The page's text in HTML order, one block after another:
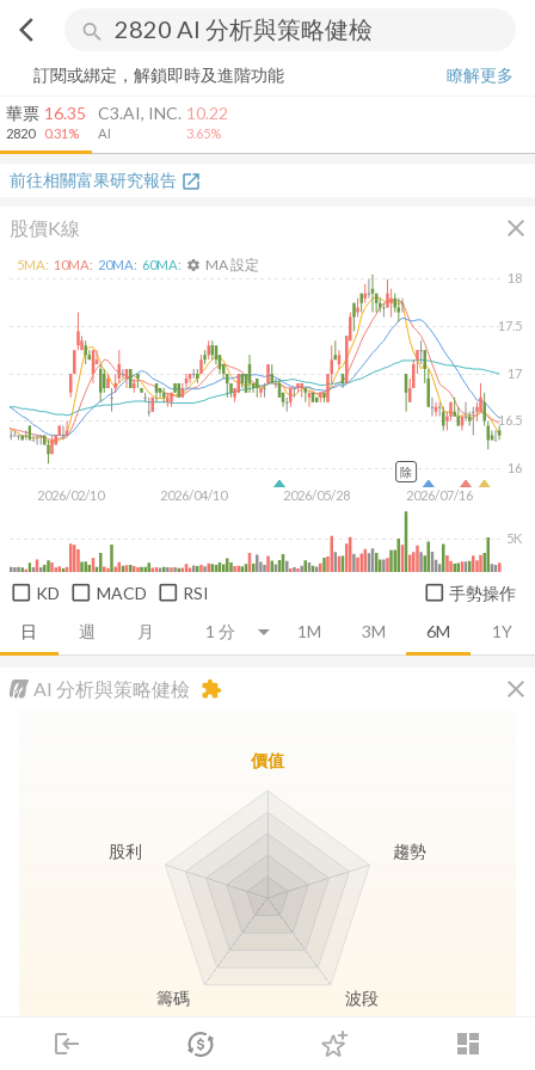
arrow_back_ios search
login dashboard
市場 登入
訂閱或綁定，解鎖即時及進階功能
瞭解更多
華票
2820
16.35
0.31%
C3.AI, INC.
AI
10.22
3.65%
前往相關富果研究報告 open_in_new
股價K線 close
日 週 月 1M 3M 6M 1Y
2026/02/10 2026/04/10 2026/05/28 2026/07/16
16
16.5
17
17.5
18
5K
5MA: 10MA: 20MA: 60MA: settings MA 設定
除
KD MACD RSI 手勢操作
AI 分析與策略健檢 close
extension
趨勢動能 波段訊號
價值
趨勢
波段
籌碼
股利